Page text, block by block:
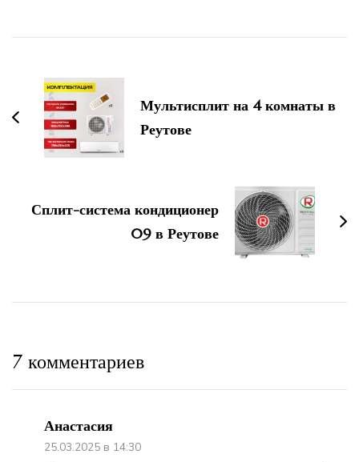
записям
Мультисплит на 4 комнаты в
Реутове
Сплит-система кондиционер
09 в Реутове
7 комментариев
Анастасия
25.03.2025 в 14:30